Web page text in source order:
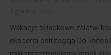
Wakacje składkowe załatwi
eksperci ostrzegają Do końca